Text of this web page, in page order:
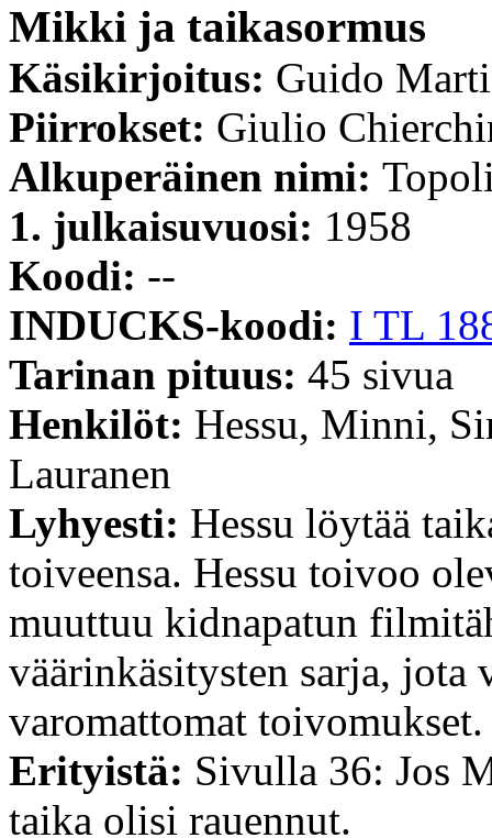
Mikki ja taikasormus
Käsikirjoitus: Guido
Piirrokset: Giulio
Alkuperäinen nimi:
1. julkaisuvuosi: 1958
Koodi: --
INDUCKS-koodi: I TL
Tarinan pituus: 45 sivua
Henkilöt: Hessu, Minni,
Lauranen
Lyhyesti: Hessu löytää
toiveensa. Hessu toivoo
muuttuu kidnapatun
väärinkäsitysten sarja, jota
varomattomat toivomukset.
Erityistä: Sivulla 36: Jos
taika olisi rauennut.